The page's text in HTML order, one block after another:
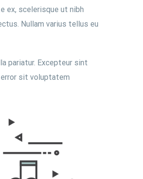
ex, scelerisque ut nibh
Nullam varius tellus eu
pariatur. Excepteur sint
sit voluptatem